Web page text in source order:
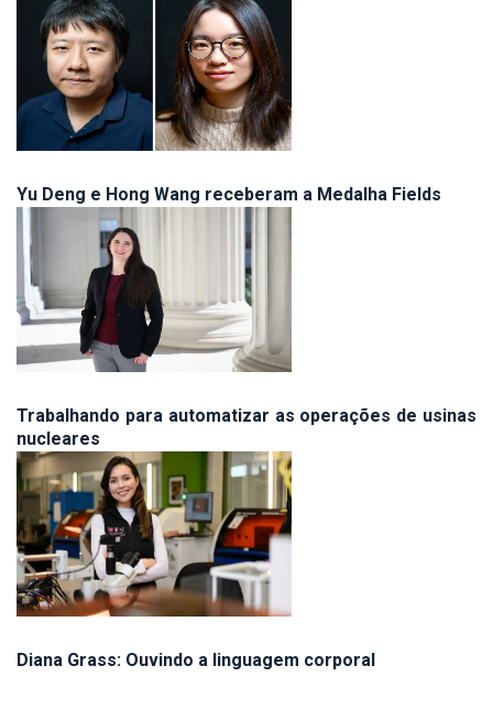
Yu Deng e Hong Wang receberam a Medalha Fields
Trabalhando para automatizar as operações de usinas
nucleares
Diana Grass: Ouvindo a linguagem corporal